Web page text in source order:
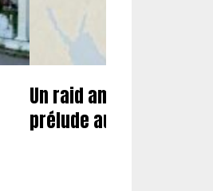
Un raid américano-
prélude aux nouvelles